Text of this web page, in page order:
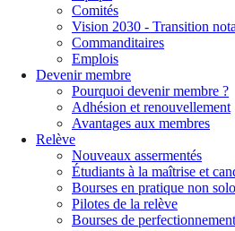
Comités
Vision 2030 - Transition
Commanditaires
Emplois
Devenir membre
Pourquoi devenir membre ?
Adhésion et renouvellement
Avantages aux membres
Relève
Nouveaux assermentés
Étudiants à la maîtrise et
Bourses en pratique non solo
Pilotes de la relève
Bourses de perfectionnement